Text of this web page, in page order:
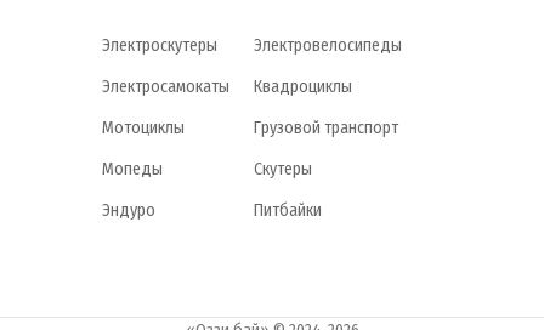
Электроскутеры
Электросамокаты
Мотоциклы
Мопеды
Эндуро
Электровелосипеды
Квадроциклы
Грузовой транспорт
Скутеры
Питбайки